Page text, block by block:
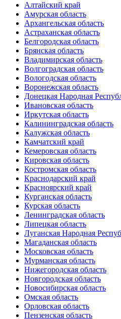
Алтайский край
Амурская область
Архангельская область
Астраханская область
Белгородская область
Брянская область
Владимирская область
Волгоградская область
Вологодская область
Воронежская область
Донецкая Народная
Ивановская область
Иркутская область
Калининградская область
Калужская область
Камчатский край
Кемеровская область
Кировская область
Костромская область
Краснодарский край
Красноярский край
Курганская область
Курская область
Ленинградская область
Липецкая область
Луганская Народная
Магаданская область
Московская область
Мурманская область
Нижегородская область
Новгородская область
Новосибирская область
Омская область
Орловская область
Пензенская область